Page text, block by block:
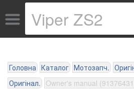
Головна Каталог Мотозапч.
Оригінал. Owner's manual